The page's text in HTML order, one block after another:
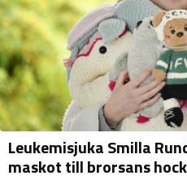
Leukemisjuka Smilla
maskot till brorsans